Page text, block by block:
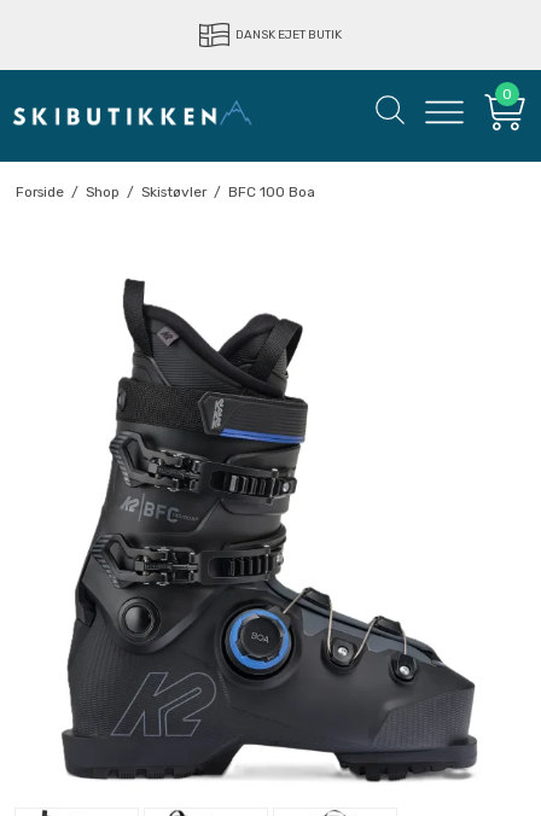
DANSK EJET BUTIK
LYNHURTIG LEVERING
0
Forside / Shop / Skistøvler / BFC 100 Boa